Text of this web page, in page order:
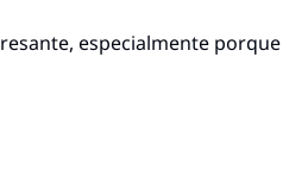
especialmente porque